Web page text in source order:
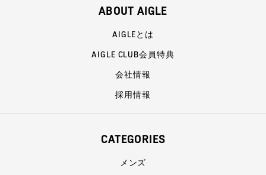
ABOUT AIGLE
AIGLEとは
AIGLE CLUB会員特典
会社情報
採用情報
CATEGORIES
メンズ